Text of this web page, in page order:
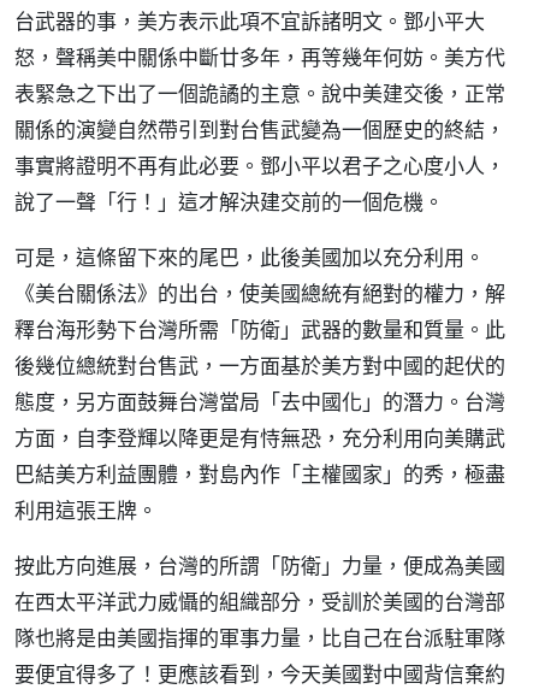
台武器的事，美方表示此項不宜訴諸明文。鄧小平大
怒，聲稱美中關係中斷廿多年，再等幾年何妨。美方代
表緊急之下出了一個詭譎的主意。說中美建交後，正常
關係的演變自然帶引到對台售武變為一個歷史的終結，
事實將證明不再有此必要。鄧小平以君子之心度小人，
說了一聲「行！」這才解決建交前的一個危機。
可是，這條留下來的尾巴，此後美國加以充分利用。
《美台關係法》的出台，使美國總統有絕對的權力，解
釋台海形勢下台灣所需「防衛」武器的數量和質量。此
後幾位總統對台售武，一方面基於美方對中國的起伏的
態度，另方面鼓舞台灣當局「去中國化」的潛力。台灣
方面，自李登輝以降更是有恃無恐，充分利用向美購武
巴結美方利益團體，對島內作「主權國家」的秀，極盡
利用這張王牌。
按此方向進展，台灣的所謂「防衛」力量，便成為美國
在西太平洋武力威懾的組織部分，受訓於美國的台灣部
隊也將是由美國指揮的軍事力量，比自己在台派駐軍隊
要便宜得多了！更應該看到，今天美國對中國背信棄約